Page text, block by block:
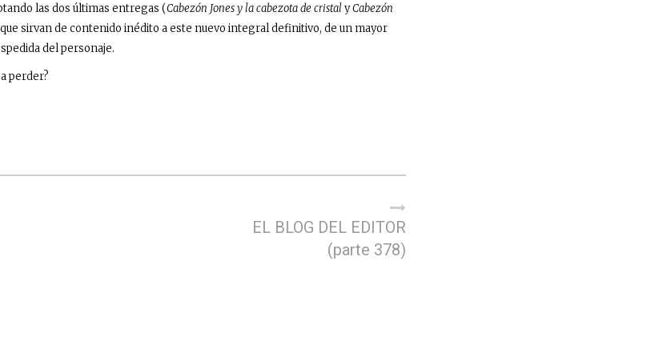
las dos últimas entregas (Cabezón Jones y la cabezota de cristal yCabezón
sirvan de contenido inédito a este nuevo integral definitivo, de un mayor
del personaje.
perder?
EL BLOG DEL EDITOR
(parte 378)